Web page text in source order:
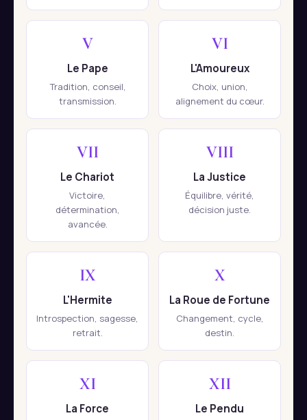
V
Le Pape
Tradition, conseil,
transmission.
VI
L'Amoureux
Choix, union,
alignement du cœur.
VII
Le Chariot
Victoire,
détermination,
avancée.
VIII
La Justice
Équilibre, vérité,
décision juste.
IX
L'Hermite
Introspection, sagesse,
retrait.
X
La Roue de Fortune
Changement, cycle,
destin.
XI
La Force
XII
Le Pendu